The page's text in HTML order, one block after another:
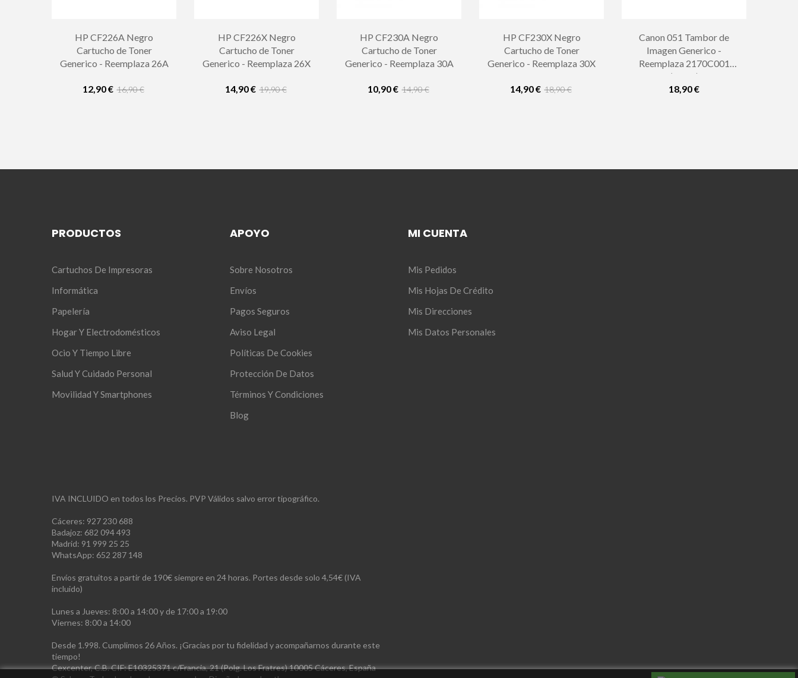
HP CF226A Negro
Cartucho de Toner
Generico - Reemplaza 26A
12,90 € 16,90 €
HP CF226X Negro
Cartucho de Toner
Generico - Reemplaza 26X
14,90 € 19,90 €
HP CF230A Negro
Cartucho de Toner
Generico - Reemplaza 30A
10,90 € 14,90 €
HP CF230X Negro
Cartucho de Toner
Generico - Reemplaza 30X
14,90 € 18,90 €
Canon 051 Tambor de
Imagen Generico -
Reemplaza 2170C001
(Drum)
18,90 €
PRODUCTOS
Cartuchos De Impresoras
Informática
Papelería
Hogar Y Electrodomésticos
Ocio Y Tiempo Libre
Salud Y Cuidado Personal
Movilidad Y Smartphones
APOYO
Sobre Nosotros
Envíos
Pagos Seguros
Aviso Legal
Políticas De Cookies
Protección De Datos
Términos Y Condiciones
Blog
MI CUENTA
Mis Pedidos
Mis Hojas De Crédito
Mis Direcciones
Mis Datos Personales
IVA INCLUIDO en todos los Precios. PVP Válidos salvo error tipográfico.
Cáceres: 927 230 688
Badajoz: 682 094 493
Madrid: 91 999 25 25
WhatsApp: 652 287 148
Envíos gratuitos a partir de 190€ siempre en 24 horas. Portes desde solo 4,54€ (IVA
incluido)
Lunes a Jueves: 8:00 a 14:00 y de 17:00 a 19:00
Viernes: 8:00 a 14:00
Desde 1.998. Cumplimos 26 Años. ¡Gracias por tu fidelidad y acompañarnos durante este
tiempo!
Cexcenter, C.B. CIF: E10325371 c/Francia, 21 (Polg. Los Fratres) 10005 Cáceres, España